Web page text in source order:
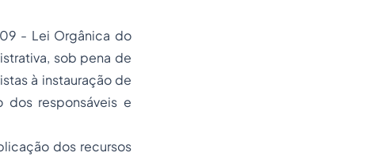
- Lei Orgânica do
sob pena de
à instauração de
dos responsáveis e
dos recursos